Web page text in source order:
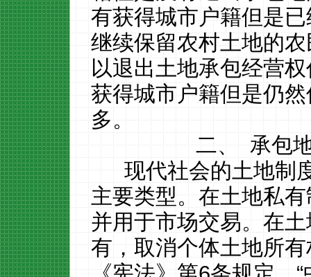
有获得城市户籍但是
继续保留农村土地的
以退出土地承包经营
获得城市户籍但是仍
多。
二、 承包
现代社会的土地制
主要类型。在土地私
并用于市场交易。在
有，取消个体土地所